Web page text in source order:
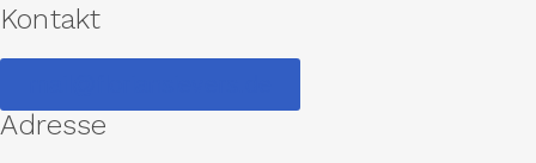
Kontakt
Adresse